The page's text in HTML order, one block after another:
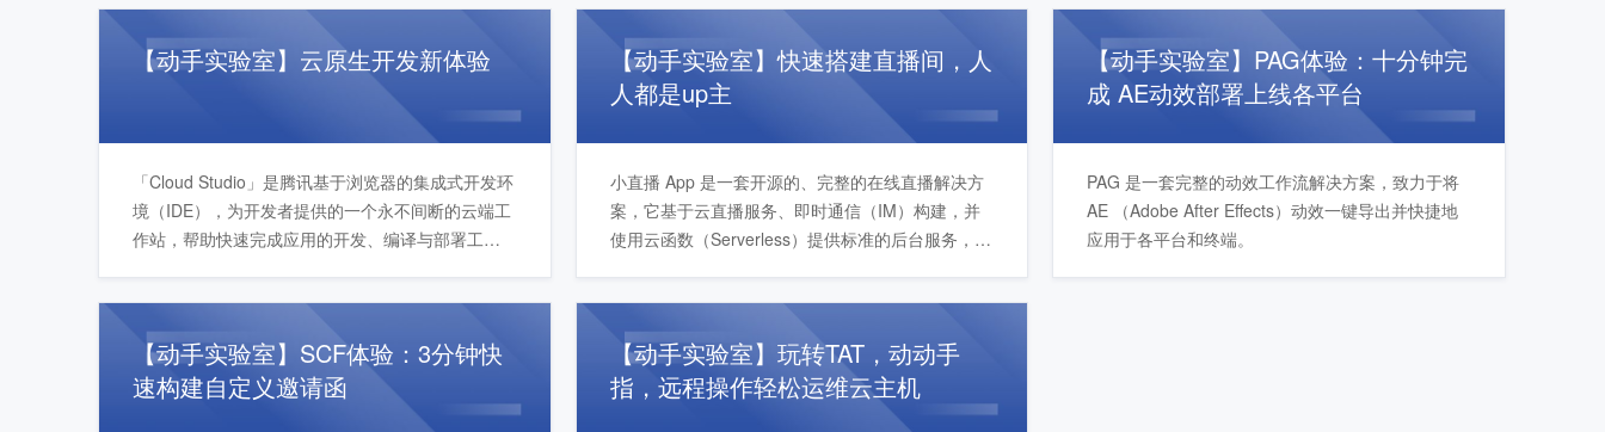
与原理，探讨最前沿技术趋势。
大拿进阶！
【动手实验室】云原生开发新体验
「Cloud Studio」是腾讯基于浏览器的集成式开发环
境（IDE），为开发者提供的一个永不间断的云端工
作站，帮助快速完成应用的开发、编译与部署工
【动手实验室】快速搭建直播间，人
人都是up主
小直播 App 是一套开源的、完整的在线直播解决方
案，它基于云直播服务、即时通信（IM）构建，并
使用云函数（Serverless）提供标准的后台服务，可
功能。
【动手实验室】PAG体验：十分钟完
成 AE动效部署上线各平台
PAG 是一套完整的动效工作流解决方案，致力于将
AE （Adobe After Effects）动效一键导出并快捷地
应用于各平台和终端。
【动手实验室】SCF体验：3分钟快
速构建自定义邀请函
【动手实验室】玩转TAT，动动手
指，远程操作轻松运维云主机